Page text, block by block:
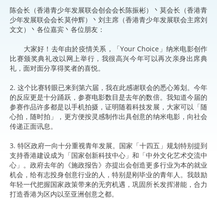
陈会长（香港青少年发展联会创会会长陈振彬）丶莫会长（香港青
少年发展联会会长莫仲辉）丶刘主席（香港青少年发展联会主席刘
文文）丶各位嘉宾丶各位朋友：
大家好！去年由於疫情关系，「Your Choice」纳米电影创作
比赛颁奖典礼改以网上举行，我很高兴今年可以再次亲身出席典
礼，面对面分享得奖者的喜悦。
2. 这个比赛转眼已来到第六届，我在此感谢联会的悉心筹划。今年
的反应更是十分踊跃，参赛电影数目是去年的数倍。我知道今届的
参赛作品许多都是以手机拍摄，证明随着科技发展，大家可以「随
心拍，随时拍」，更方便按灵感制作出具创意的纳米电影，向社会
传递正面讯息。
3. 特区政府一向十分重视青年发展。国家「十四五」规划特别提到
支持香港建设成为「国家创新科技中心」和「中外文化艺术交流中
心」。政府去年的《施政报告》亦提出会创造更多行业为本的就业
机会，给有志投身创意行业的人，特别是刚毕业的青年人。我鼓励
年轻一代把握国家政策带来的无穷机遇，巩固所长发挥潜能，合力
打造香港为区内以至亚洲创意之都。